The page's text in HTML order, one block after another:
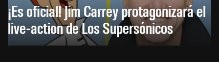
¡Es oficial! Jim Carrey protagonizará el
live-action de Los Supersónicos